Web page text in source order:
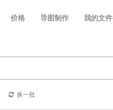
价格 导图制作 我的文件
换一批